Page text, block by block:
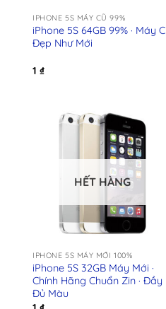
IPHONE 5S MÁY CŨ 99%
iPhone 5S 64GB 99% · Máy
Đẹp Như Mới
1₫
HẾT HÀNG
IPHONE 5S MÁY MỚI 100%
iPhone 5S 32GB Máy Mới ·
Chính Hãng Chuẩn Zin · Đầy
Đủ Màu